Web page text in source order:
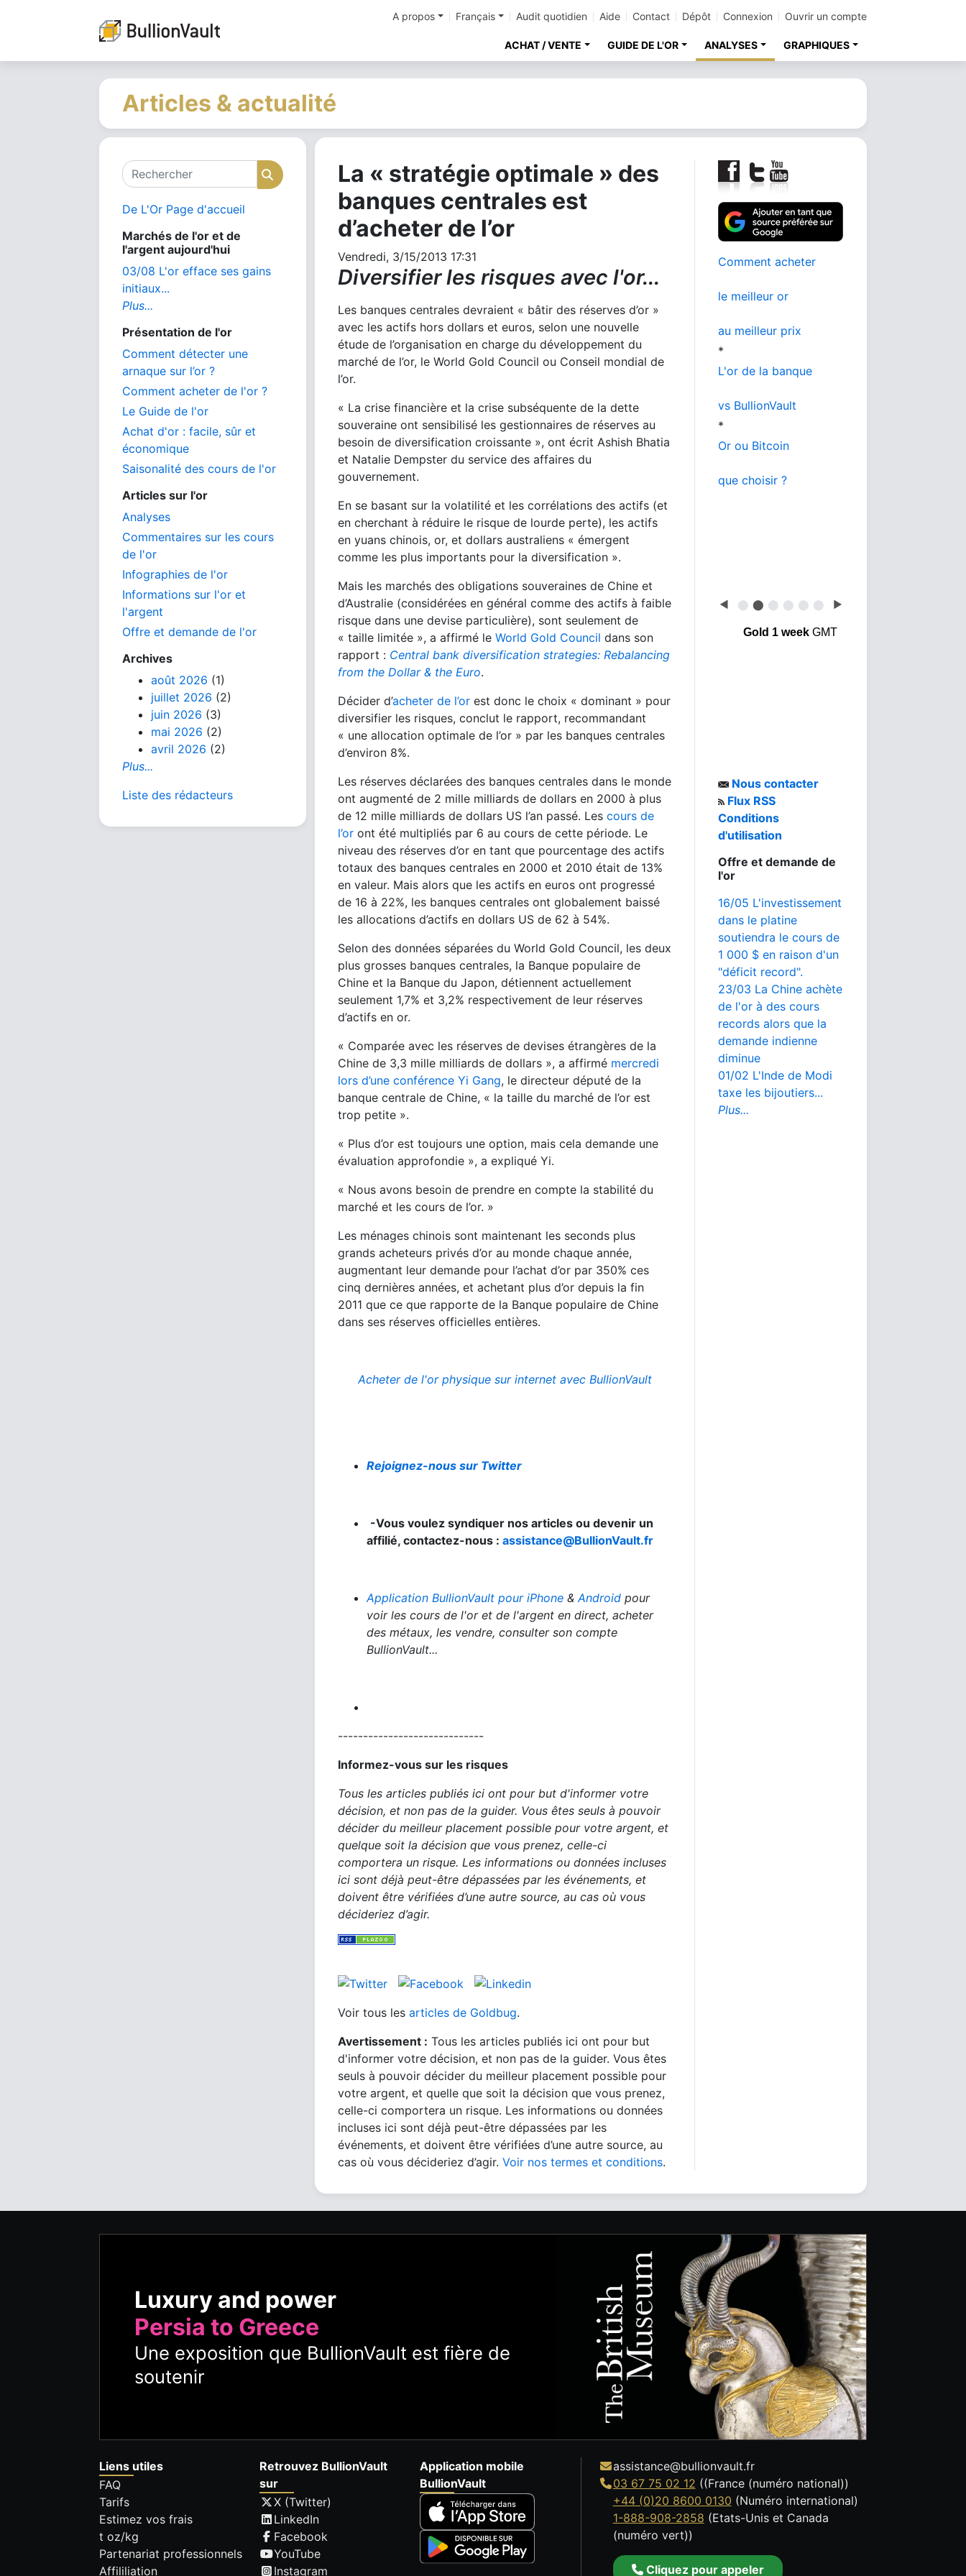
A propos Français Audit quotidien Aide Contact Dépôt Connexion Ouvrir un compte
ACHAT / VENTE GUIDE DE L'OR ANALYSES GRAPHIQUES
Articles & actualité
Rechercher Rechercher
De L'Or Page d'accueil
Marchés de l'or et de
l'argent aujourd'hui
03/08 L'or efface ses gains
initiaux...
Plus...
Présentation de l'or
Comment détecter une
arnaque sur l’or ?
Comment acheter de l'or ?
Le Guide de l'or
Achat d'or : facile, sûr et
économique
Saisonalité des cours de l'or
Articles sur l'or
Analyses
Commentaires sur les cours
de l'or
Infographies de l'or
Informations sur l'or et
l'argent
Offre et demande de l'or
Archives
août 2026 (1)
juillet 2026 (2)
juin 2026 (3)
mai 2026 (2)
avril 2026 (2)
Plus...
Liste des rédacteurs
La « stratégie optimale » des
banques centrales est
d’acheter de l’or
Vendredi, 3/15/2013 17:31
Diversifier les risques avec l'or...
Les banques centrales devraient « bâtir des réserves d’or »
avec les actifs hors dollars et euros, selon une nouvelle
étude de l’organisation en charge du développement du
marché de l’or, le World Gold Council ou Conseil mondial de
l’or.
« La crise financière et la crise subséquente de la dette
souveraine ont sensibilisé les gestionnaires de réserves au
besoin de diversification croissante », ont écrit Ashish Bhatia
et Natalie Dempster du service des affaires du
gouvernement.
En se basant sur la volatilité et les corrélations des actifs (et
en cherchant à réduire le risque de lourde perte), les actifs
en yuans chinois, or, et dollars australiens « émergent
comme les plus importants pour la diversification ».
Mais les marchés des obligations souveraines de Chine et
d’Australie (considérées en général comme des actifs à faible
risque dans une devise particulière), sont seulement de
« taille limitée », a affirmé le World Gold Council dans son
rapport : Central bank diversification strategies: Rebalancing
from the Dollar & the Euro.
Décider d’acheter de l’or est donc le choix « dominant » pour
diversifier les risques, conclut le rapport, recommandant
« une allocation optimale de l’or » par les banques centrales
d’environ 8%.
Les réserves déclarées des banques centrales dans le monde
ont augmenté de 2 mille milliards de dollars en 2000 à plus
de 12 mille milliards de dollars US l’an passé. Les cours de
l’or ont été multipliés par 6 au cours de cette période. Le
niveau des réserves d’or en tant que pourcentage des actifs
totaux des banques centrales en 2000 et 2010 était de 13%
en valeur. Mais alors que les actifs en euros ont progressé
de 16 à 22%, les banques centrales ont globalement baissé
les allocations d’actifs en dollars US de 62 à 54%.
Selon des données séparées du World Gold Council, les deux
plus grosses banques centrales, la Banque populaire de
Chine et la Banque du Japon, détiennent actuellement
seulement 1,7% et 3,2% respectivement de leur réserves
d’actifs en or.
« Comparée avec les réserves de devises étrangères de la
Chine de 3,3 mille milliards de dollars », a affirmé mercredi
lors d’une conférence Yi Gang, le directeur député de la
banque centrale de Chine, « la taille du marché de l’or est
trop petite ».
« Plus d’or est toujours une option, mais cela demande une
évaluation approfondie », a expliqué Yi.
« Nous avons besoin de prendre en compte la stabilité du
marché et les cours de l’or. »
Les ménages chinois sont maintenant les seconds plus
grands acheteurs privés d’or au monde chaque année,
augmentant leur demande pour l’achat d’or par 350% ces
cinq dernières années, et achetant plus d’or depuis la fin
2011 que ce que rapporte de la Banque populaire de Chine
dans ses réserves officielles entières.
Acheter de l'or physique sur internet avec BullionVault
Rejoignez-nous sur Twitter
-Vous voulez syndiquer nos articles ou devenir un
affilié, contactez-nous : assistance@BullionVault.fr
Application BullionVault pour iPhone &Android pour
voir les cours de l'or et de l'argent en direct, acheter
des métaux, les vendre, consulter son compte
BullionVault...
-----------------------------
Informez-vous sur les risques
Tous les articles publiés ici ont pour but d'informer votre
décision, et non pas de la guider. Vous êtes seuls à pouvoir
décider du meilleur placement possible pour votre argent, et
quelque soit la décision que vous prenez, celle-ci
comportera un risque. Les informations ou données incluses
ici sont déjà peut-être dépassées par les événements, et
doivent être vérifiées d’une autre source, au cas où vous
décideriez d’agir.
Voir tous les articles de Goldbug.
Avertissement : Tous les articles publiés ici ont pour but
d'informer votre décision, et non pas de la guider. Vous êtes
seuls à pouvoir décider du meilleur placement possible pour
votre argent, et quelle que soit la décision que vous prenez,
celle-ci comportera un risque. Les informations ou données
incluses ici sont déjà peut-être dépassées par les
événements, et doivent être vérifiées d’une autre source, au
cas où vous décideriez d’agir. Voir nos termes et conditions.
Comment acheter
le meilleur or
au meilleur prix
*
L'or de la banque
vs BullionVault
*
Or ou Bitcoin
que choisir ?
◀ ⬤ ⬤ ⬤ ⬤ ⬤ ⬤ ▶
Gold 1 weekGMT
Nous contacter
Flux RSS
Conditions
d'utilisation
Offre et demande de
l'or
16/05 L'investissement
dans le platine
soutiendra le cours de
1 000 $ en raison d'un
"déficit record".
23/03 La Chine achète
de l'or à des cours
records alors que la
demande indienne
diminue
01/02 L'Inde de Modi
taxe les bijoutiers...
Plus...
Luxury and power
Persia to Greece
Une exposition que BullionVault est fière de
soutenir
Liens utiles
FAQ
Tarifs
Estimez vos frais
t oz/kg
Partenariat professionnels
Affililiation
Retrouvez BullionVault
sur
X (Twitter)
LinkedIn
Facebook
YouTube
Instagram
Application mobile
BullionVault
assistance@bullionvault.fr
03 67 75 02 12 ((France (numéro national))
+44 (0)20 8600 0130 (Numéro international)
1-888-908-2858 (Etats-Unis et Canada
(numéro vert))
Cliquez pour appeler